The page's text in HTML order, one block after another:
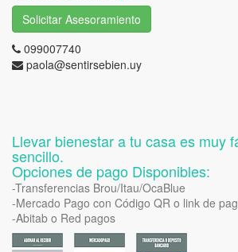
Solicitar Asesoramiento
099007740
paola@sentirsebien.uy
Llevar bienestar a tu casa es muy
sencillo.
Opciones de pago Disponibles:
-Transferencias Brou/Itau/OcaBlue
-Mercado Pago con Código QR o link de
-Abitab o Red pagos